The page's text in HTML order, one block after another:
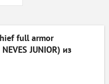
full armor
JUNIOR) из